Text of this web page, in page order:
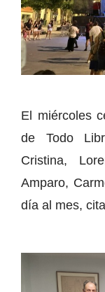
El miércoles
de Todo
Cristina,
Amparo,
día al mes,